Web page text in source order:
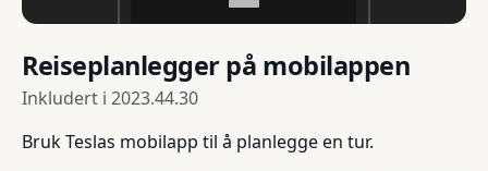
Reiseplanlegger på mobilappen
Inkludert i 2023.44.30
Bruk Teslas mobilapp til å planlegge en tur.